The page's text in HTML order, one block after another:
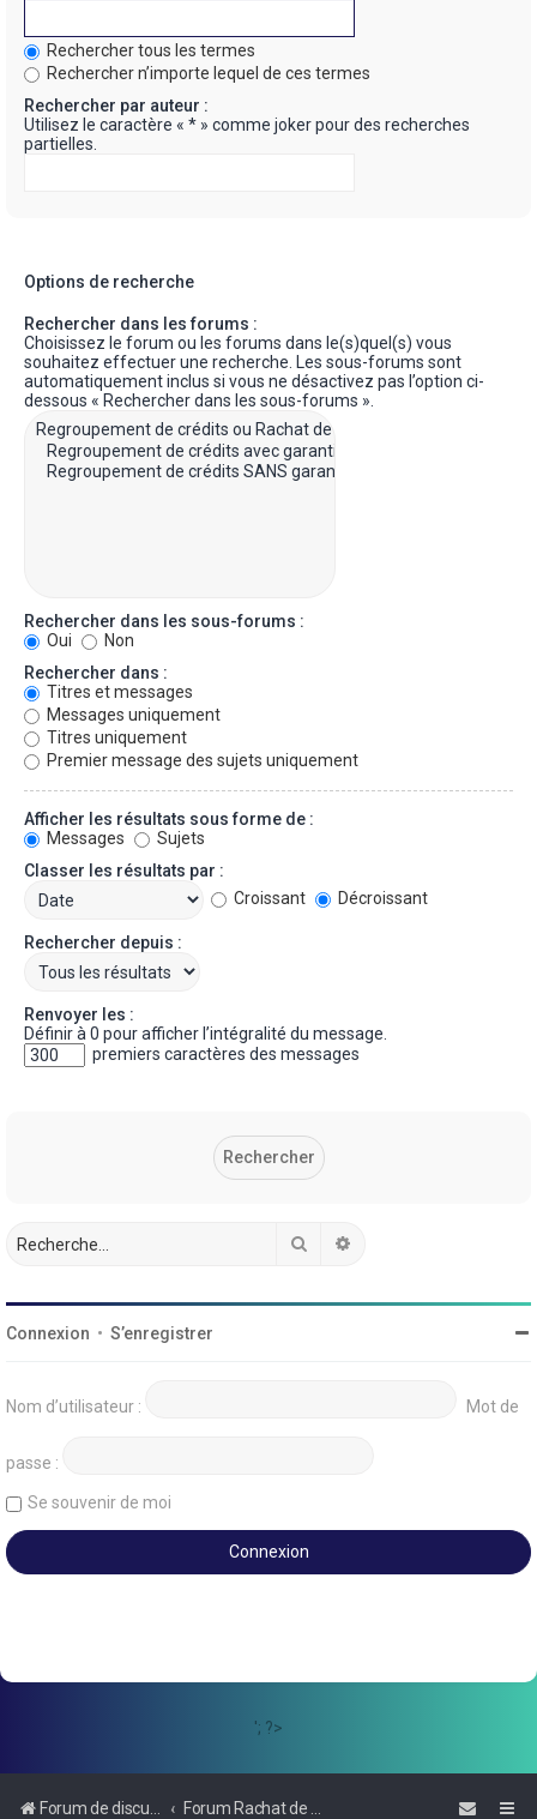
Rechercher tous les termes
Rechercher n’importe lequel de ces termes
Rechercher par auteur :
Utilisez le caractère « * » comme joker pour des recherches
partielles.
Options de recherche
Rechercher dans les forums :
Choisissez le forum ou les forums dans le(s)quel(s) vous
souhaitez effectuer une recherche. Les sous-forums sont
automatiquement inclus si vous ne désactivez pas l’option ci-
dessous « Rechercher dans les sous-forums ».
Rechercher dans les sous-forums :
Oui
Non
Rechercher dans :
Titres et messages
Messages uniquement
Titres uniquement
Premier message des sujets uniquement
Afficher les résultats sous forme de :
Messages
Sujets
Classer les résultats par :
Croissant
Décroissant
Rechercher depuis :
Renvoyer les :
Définir à 0 pour afficher l’intégralité du message.
premiers caractères des messages
Rechercher
Connexion • S’enregistrer
Nom d’utilisateur : Mot de
passe :
Se souvenir de moi
'; ?>
Forum de discussions sur le Regroupement de Crédits et le Rachat de Crédits